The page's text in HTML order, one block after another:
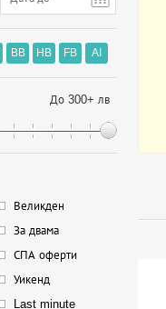
BB HB FB AI
До 300+ лв
Великден
За двама
СПА оферти
Уикенд
Last minute